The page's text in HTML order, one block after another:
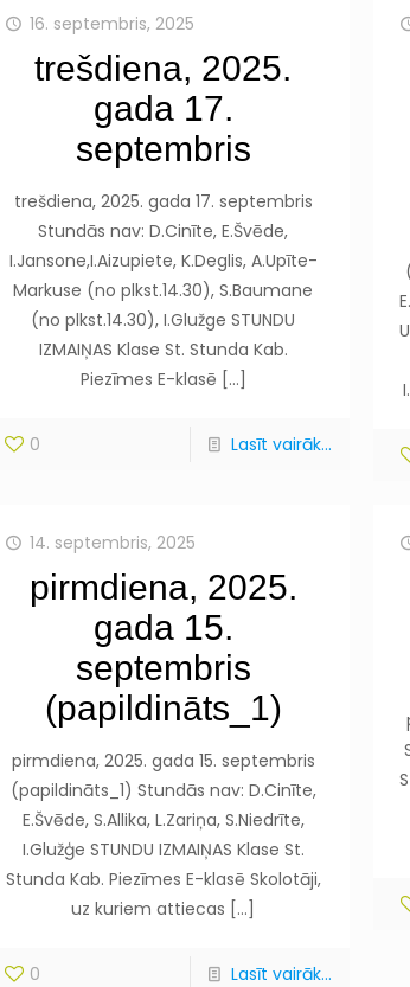
16. septembris, 2025
trešdiena, 2025.
gada 17.
septembris
trešdiena, 2025. gada 17. septembris
Stundās nav: D.Cinīte, E.Švēde,
I.Jansone,I.Aizupiete, K.Deglis, A.Upīte-
Markuse (no plkst.14.30), S.Baumane
(no plkst.14.30), I.Glužge STUNDU
IZMAIŅAS Klase St. Stunda Kab.
Piezīmes E-klasē […]
0 Lasīt vairāk...
14. septembris, 2025
pirmdiena, 2025.
gada 15.
septembris
(papildināts_1)
pirmdiena, 2025. gada 15. septembris
(papildināts_1) Stundās nav: D.Cinīte,
E.Švēde, S.Allika, L.Zariņa, S.Niedrīte,
I.Glužģe STUNDU IZMAIŅAS Klase St.
Stunda Kab. Piezīmes E-klasē Skolotāji,
uz kuriem attiecas […]
0 Lasīt vairāk...